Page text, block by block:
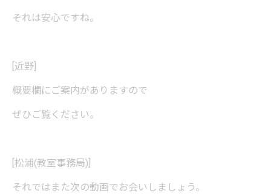
それは安心ですね。
[近野]
概要欄にご案内がありますので
ぜひご覧ください。
[松浦(教室事務局)]
それではまた次の動画でお会いしましょう。